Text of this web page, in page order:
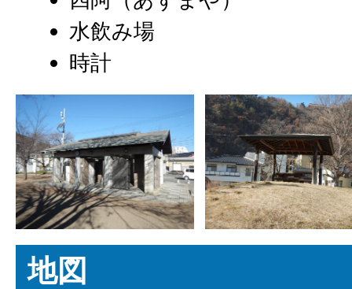
水飲み場
時計
地図